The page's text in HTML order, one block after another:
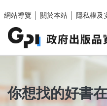
網站導覽
關於本站 隱私權及
你想找的好書